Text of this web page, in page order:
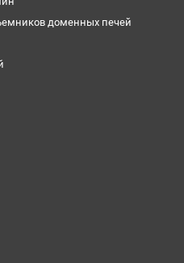
доменных печей